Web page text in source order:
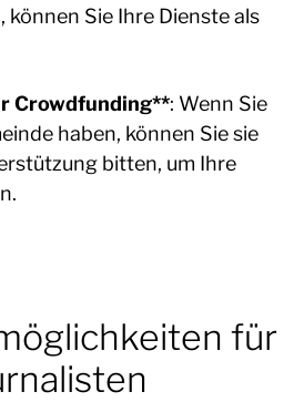
können Sie Ihre Dienste als
Crowdfunding**: Wenn Sie
haben, können Sie sie
bitten, um Ihre
für